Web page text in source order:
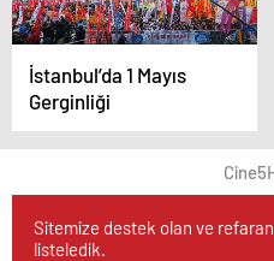
İstanbul’da 1 Mayıs
Gerginliği
Sitemize destek olan ve
listeledik.